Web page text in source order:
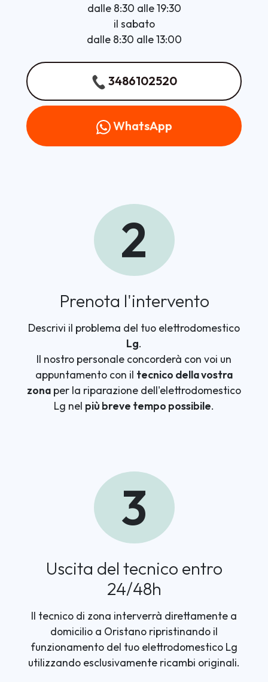
dalle 8:30 alle 19:30
il sabato
dalle 8:30 alle 13:00
3486102520
WhatsApp
2
Prenota l'intervento
Descrivi il problema del tuo elettrodomestico
Lg.
Il nostro personale concorderà con voi un
appuntamento con il tecnico della vostra
zona per la riparazione dell'elettrodomestico
Lg nel più breve tempo possibile.
3
Uscita del tecnico entro
24/48h
Il tecnico di zona interverrà direttamente a
domicilio a Oristano ripristinando il
funzionamento del tuo elettrodomestico Lg
utilizzando esclusivamente ricambi originali.